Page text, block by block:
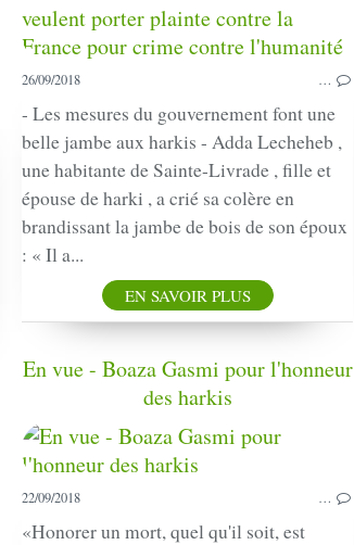
26/09/2018 …
- Les mesures du gouvernement font une
belle jambe aux harkis - Adda Lecheheb ,
une habitante de Sainte-Livrade , fille et
épouse de harki , a crié sa colère en
brandissant la jambe de bois de son époux
: « Il a...
EN SAVOIR PLUS
PRESSE
TÉMOIGNAGE
En vue - Boaza Gasmi pour l'honneur
des harkis
22/09/2018 …
«Honorer un mort, quel qu'il soit, est